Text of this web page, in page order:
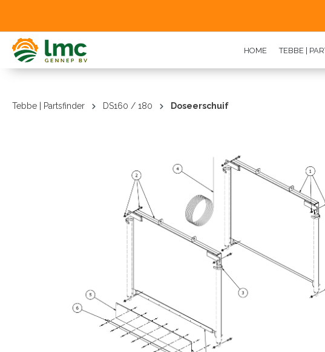
HOME TEBBE |
Tebbe | Partsfinder DS160 / 180 Doseerschuif